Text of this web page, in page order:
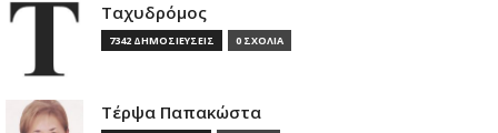
Ταχυδρόμος
7342 ΔΗΜΟΣΙΕΥΣΕΙΣ 0 ΣΧΟΛΙΑ
Τέρψα Παπακώστα